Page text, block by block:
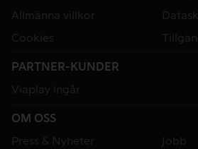
Allmänna villkor
Cookies
PARTNER-KUNDER
Viaplay ingår
OM OSS
Press & Nyheter
Jobb